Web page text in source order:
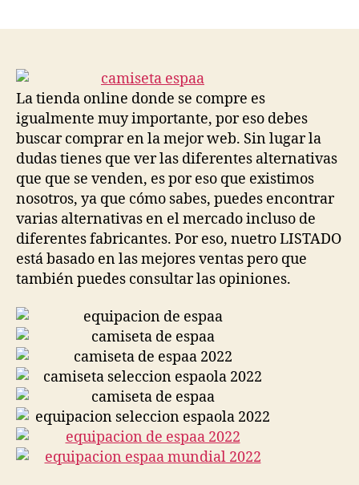
La tienda online donde se compre es
igualmente muy importante, por eso debes
buscar comprar en la mejor web. Sin lugar la
dudas tienes que ver las diferentes alternativas
que que se venden, es por eso que existimos
nosotros, ya que cómo sabes, puedes encontrar
varias alternativas en el mercado incluso de
diferentes fabricantes. Por eso, nuetro LISTADO
está basado en las mejores ventas pero que
también puedes consultar las opiniones.